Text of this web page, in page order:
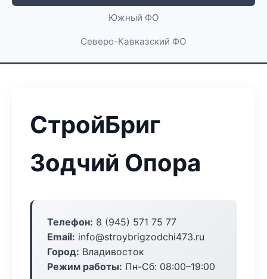
Южный ФО
Северо-Кавказский ФО
СтройБриг
Зодчий Опора
Телефон: 8 (945) 571 75 77
Email: info@stroybrigzodchi473.ru
Город: Владивосток
Режим работы: Пн-Сб: 08:00–19:00